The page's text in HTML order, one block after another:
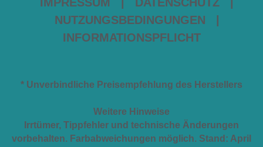
NUTZUNGSBEDINGUNGEN
INFORMATIONSPFLICHT
* Unverbindliche Preisempfehlung des Herstellers
Weitere Hinweise
Irrtümer, Tippfehler und technische Änderungen
vorbehalten. Farbabweichungen möglich. Stand: April